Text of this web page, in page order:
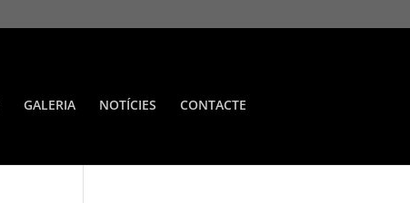
GALERIA NOTÍCIES CONTACTE